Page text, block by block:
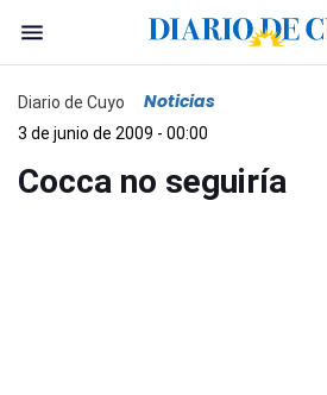
Diario de Cuyo Noticias
3 de junio de 2009 - 00:00
Cocca no seguiría